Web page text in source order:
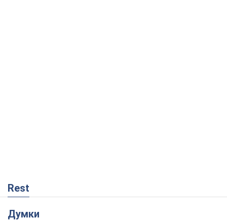
Rest
Думки